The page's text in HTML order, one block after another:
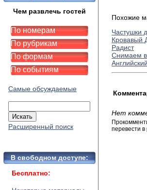
Чем развлечь гостей
По номерам
По рубрикам
По формам
По событиям
Самые обсуждаемые
Расширенный поиск
В свободном доступе:
Бесплатно:
Похожие
Частушки
Кровавый
Радист
Снимаем
Нет
перевести в